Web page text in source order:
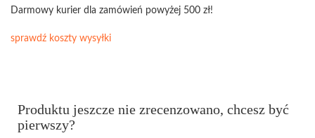
Darmowy kurier dla zamówień powyżej 500 zł!
sprawdź koszty wysyłki
Produktu jeszcze nie zrecenzowano, chcesz być
pierwszy?